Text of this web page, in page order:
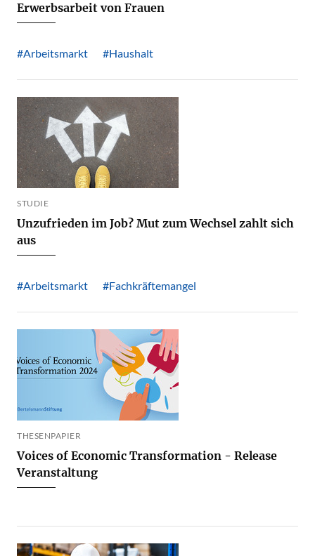
Erwerbsarbeit von Frauen
#Arbeitsmarkt #Haushalt
STUDIE
Unzufrieden im Job? Mut zum Wechsel zahlt sich
aus
#Arbeitsmarkt #Fachkräftemangel
THESENPAPIER
Voices of Economic Transformation - Release
Veranstaltung